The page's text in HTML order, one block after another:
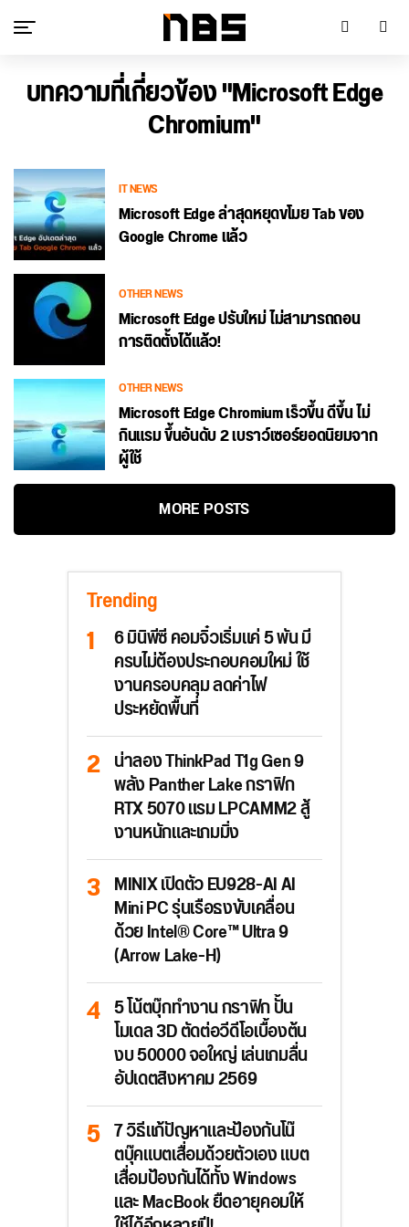
บทความที่เกี่ยวข้อง "Microsoft Edge
Chromium"
IT NEWS
Microsoft Edge ล่าสุดหยุดขโมย Tab ของ
Google Chrome แล้ว
OTHER NEWS
Microsoft Edge ปรับใหม่ ไม่สามารถถอน
การติดตั้งได้แล้ว!
OTHER NEWS
Microsoft Edge Chromium เร็วขึ้น ดีขึ้น ไม่
กินแรม ขึ้นอันดับ 2 เบราว์เซอร์ยอดนิยมจาก
ผู้ใช้
MORE POSTS
Trending
6 มินิพีซี คอมจิ๋วเริ่มแค่ 5 พัน มี
ครบไม่ต้องประกอบคอมใหม่ ใช้
งานครอบคลุม ลดค่าไฟ
ประหยัดพื้นที่
น่าลอง ThinkPad T1g Gen 9
พลัง Panther Lake กราฟิก
RTX 5070 แรม LPCAMM2 สู้
งานหนักและเกมมิ่ง
MINIX เปิดตัว EU928-AI AI
Mini PC รุ่นเรือธงขับเคลื่อน
ด้วย Intel® Core™ Ultra 9
(Arrow Lake-H)
5 โน้ตบุ๊กทำงาน กราฟิก ปั้น
โมเดล 3D ตัดต่อวีดีโอเบื้องต้น
งบ 50000 จอใหญ่ เล่นเกมลื่น
อัปเดตสิงหาคม 2569
7 วิธีแก้ปัญหาและป้องกันโน๊
ตบุ๊คแบตเสื่อมด้วยตัวเอง แบต
เสื่อมป้องกันได้ทั้ง Windows
และ MacBook ยืดอายุคอมให้